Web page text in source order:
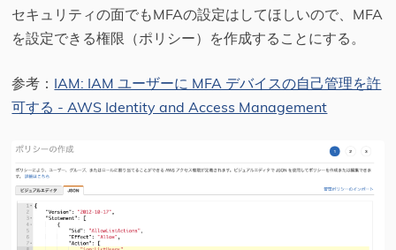
セキュリティの面でもMFAの設定はしてほしいので、MFA
を設定できる権限（ポリシー）を作成することにする。
参考： IAM: IAM ユーザーに MFA デバイスの自己管理を許
可する - AWS Identity and Access Management